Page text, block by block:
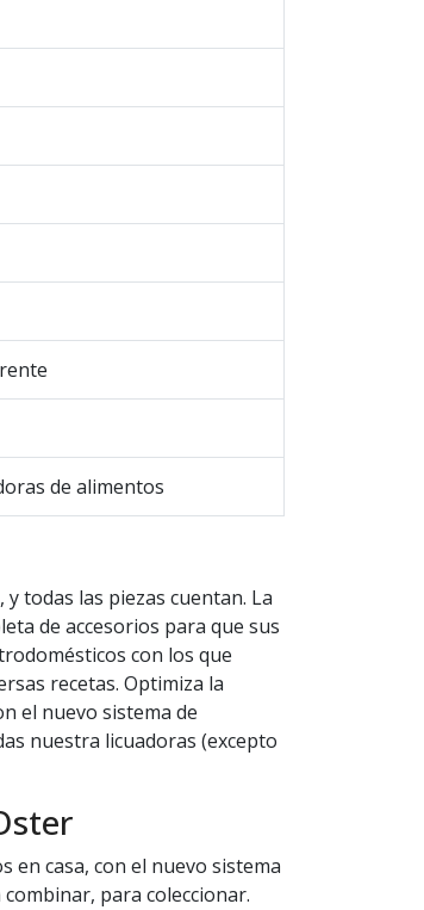
de alimentos
todas las piezas cuentan. La
de accesorios para que sus
con los que
recetas. Optimiza la
el nuevo sistema de
nuestra licuadoras (excepto
en casa, con el nuevo sistema
para coleccionar.